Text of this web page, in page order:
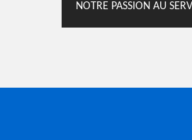
NOTRE PASSION AU